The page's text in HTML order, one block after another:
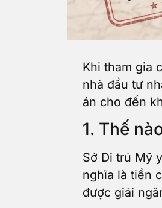
Khi tham gia
nhà đầu tư
án cho đến
1. Thế
Sở Di trú Mỹ
nghĩa là tiền
được giải